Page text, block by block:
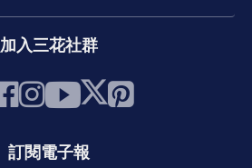
加入三花社群
訂閱電子報